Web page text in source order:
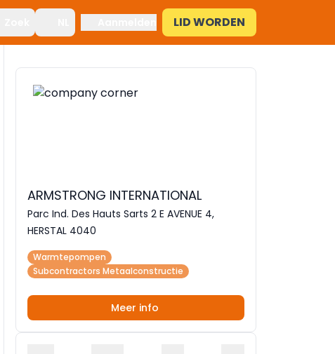
LID WORDEN
ARMSTRONG INTERNATIONAL
Parc Ind. Des Hauts Sarts 2 E AVENUE 4,
HERSTAL 4040
Warmtepompen
Subcontractors Metaalconstructie
Meer info